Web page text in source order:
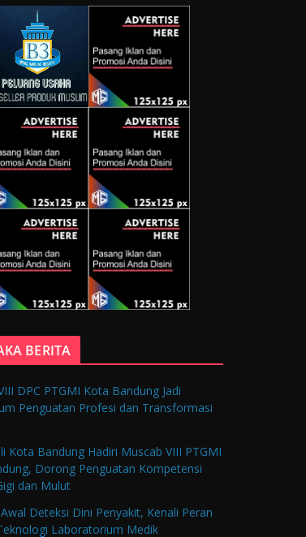
BERITA
DPC PTGMI Kota Bandung Jadi
Penguatan Profesi dan Transformasi
Kota Bandung Hadiri Muscab VIII PTGMI
Dorong Penguatan Kompetensi
dan Mulut
Deteksi Dini Penyakit, Kenali Peran
Laboratorium Medik